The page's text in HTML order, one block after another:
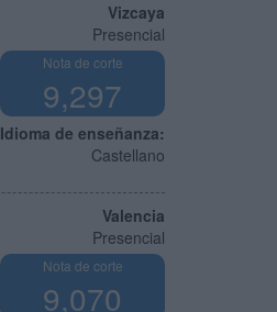
Vizcaya
Presencial
Nota de corte
9,297
Idioma de enseñanza:
Castellano
Valencia
Presencial
Nota de corte
9,070